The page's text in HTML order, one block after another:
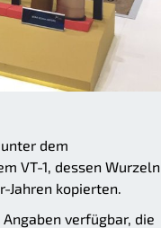
dem
VT-1, dessen Wurzeln
Jahren kopierten.
verfügbar, die